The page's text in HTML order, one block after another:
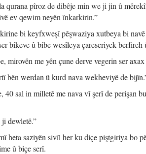
pîroz de dibêje min we ji jin û
ev qewim neyên înkarkirin.”
bi keyfxweşî pêşwaziya xutbeya bi
bikeve û bibe wesîleya çareseriyek berfireh
me yên çune derve vegerin ser
bên werdan û kurd nava wekheviyê de
sal in milletê me nava vî şerî de perişan
dewletê.”
heta saziyên sivîl her ku diçe piştgiriya bo
û biçe serî.